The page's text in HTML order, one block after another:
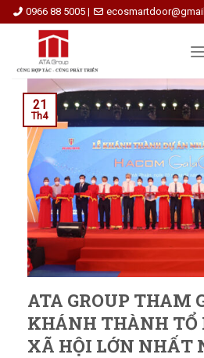
Skip
to
0966 88 5005 |
ATA GROUP THAM
KHÁNH THÀNH TỔ
XÃ HỘI LỚN NHẤT
21
Th4